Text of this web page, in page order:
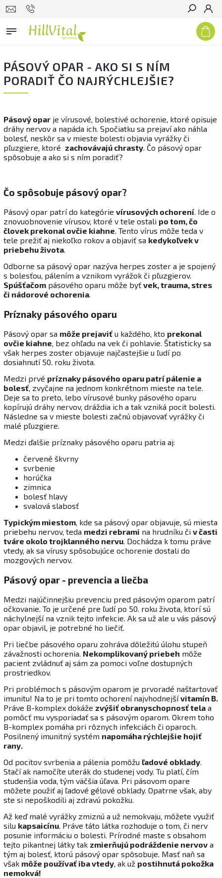
Hľadať
PÁSOVÝ OPAR - AKO SI S NÍM
PORADIŤ ČO NAJRÝCHLEJŠIE?
Pásový opar je vírusové, bolestivé ochorenie, ktoré opisuje
dráhy nervov a napáda ich. Spočiatku sa prejaví ako náhla
bolesť, neskôr sa v mieste bolesti objavia vyrážky či
pľuzgiere, ktoré zachovávajú chrasty. Čo pásový opar
spôsobuje a ako si s ním poradiť?
Čo spôsobuje pásový opar?
Pásový opar patrí do kategórie vírusových ochorení. Ide o
znovuobnovenie vírusov, ktoré v tele ostali po tom, čo
človek prekonal ovčie kiahne. Tento vírus môže teda v
tele prežiť aj niekoľko rokov a objaviť sa kedykoľvek v
priebehu života.
Odborne sa pásový opar nazýva herpes zoster a je spojený
s bolesťou, pálením a vznikom vyrážok či pľuzgierov.
Spúšťačom pásového oparu môže byť vek, trauma, stres
či nádorové ochorenia.
Príznaky pásového oparu
Pásový opar sa môže prejaviť u každého, kto prekonal
ovčie kiahne , bez ohľadu na vek či pohlavie. Štatisticky sa
však herpes zoster objavuje najčastejšie u ľudí po
dosiahnutí 50. roku života.
Medzi prvé príznaky pásového oparu patrí pálenie a
bolesť , zvyčajne na jednom konkrétnom mieste na tele.
Deje sa to preto, lebo vírusové bunky pásového oparu
kopírujú dráhy nervov, dráždia ich a tak vzniká pocit bolesti.
Následne sa v mieste bolesti začnú objavovať vyrážky či
malé pľuzgiere.
Medzi ďalšie príznaky pásového oparu patria aj:
červené škvrny
svrbenie
horúčka
zimnica
bolesť hlavy
svalová slabosť
Typickým miestom , kde sa pásový opar objavuje, sú miesta
priebehu nervov, teda medzi rebrami na hrudníku či v časti
tváre okolo trojklanného nervu . Dochádza k tomu práve
vtedy, ak sa vírusy spôsobujúce ochorenie dostali do
mozgových nervov.
Pásový opar - prevencia a liečba
Medzi najúčinnejšiu prevenciu pred pásovým oparom patrí
očkovanie. To je určené pre ľudí po 50. roku života, ktorí sú
náchylnejší na vznik tejto infekcie. Ak sa už ale u vás pásový
opar objavil, je potrebné ho liečiť.
Pri liečbe pásového oparu zohráva dôležitú úlohu stupeň
závažnosti ochorenia. Nekomplikovaný priebeh môže
pacient zvládnuť aj sám za pomoci voľne dostupných
prostriedkov.
Pri problémoch s pásovým oparom je prvoradé naštartovať
imunitu! Na to je pri tomto ochorení najvhodnejšívitamín B.
Práve B-komplex dokáže zvýšiť obranyschopnosť tela a
pomôcť mu vysporiadať sa s pásovým oparom. Okrem toho
B-komplex pomáha pri rôznych infekciách či oparoch.
Posilnený imunitný systém napomáha rýchlejšie hojiť
rany.
Od pocitov svrbenia a pálenia pomôžu ľadové obklady
Stačí ak namočíte uterák do studenej vody. Tu platí, čím
studenšia voda, tým väčšia úľava. Pri pásovom opare
môžete použiť aj ľadové gélové obklady. Opatrne však, aby
ste si nepoškodili aj zdravú pokožku.
Až keď malé vyrážky zmiznú a už nemokvaju, môžete využiť
silu kapsaicínu . Práve táto látka rozhoduje o tom, či nerv
posunie informáciu o bolesti. Prírodné maste s obsahom
tejto pikantnej látky tak zmierňujú podráždenie nervov a
tým aj bolesť, ktorú pásový opar spôsobuje. Masť naň sa
však môže používať iba vtedy , ak už postihnutá pokožka
nemokvá!